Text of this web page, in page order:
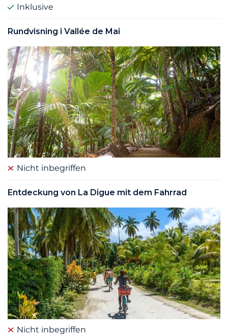
Inklusive
Rundvisning i Vallée de Mai
Nicht inbegriffen
Entdeckung von La Digue mit dem Fahrrad
Nicht inbegriffen